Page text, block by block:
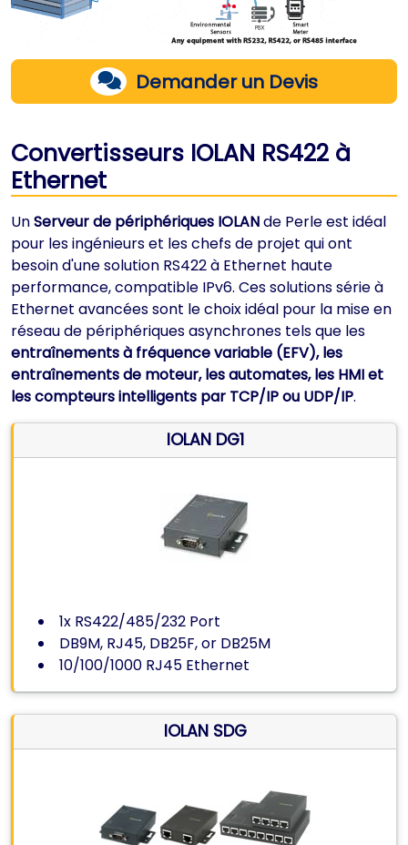
Demander un Devis
Convertisseurs IOLAN RS422 à
Ethernet
UnServeur de périphériques IOLANde Perle est idéal
pour les ingénieurs et les chefs de projet qui ont
besoin d'une solution RS422 à Ethernet haute
performance, compatible IPv6. Ces solutions série à
Ethernet avancées sont le choix idéal pour la mise en
réseau de périphériques asynchrones tels que les
entraînements à fréquence variable (EFV), les
entraînements de moteur, les automates, les HMI et
les compteurs intelligents par TCP/IP ou UDP/IP.
IOLAN DG1
1x RS422/485/232 Port
DB9M, RJ45, DB25F, or DB25M
10/100/1000 RJ45 Ethernet
IOLAN SDG